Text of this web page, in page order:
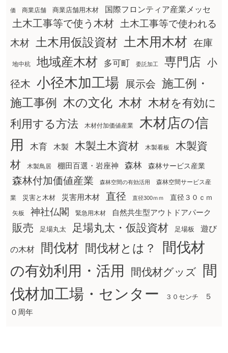
価 商業店舗 商業店舗用木材 国際フロンティア産業メッセ
土木工事等で使う木材
土木工事等で使われる
木材
土木用仮設資材 土木用木材 在庫
地中杭 地域産木材 多可町 委託加工 専門店 小
径木 小径木加工場 展示会 施工例・
施工事例
木の文化 木材 木材を有効に
利用する方法
木材付加価値産業
木材店の信
用
木育 木製 木製土木資材 木製看板
木製資
材
木製鳥居 棚田百選・岩座神 森林 森林サービス産業
森林付加価値産業 森林空間の有効活用 森林空間サービス産
業 災害と木材 災害用木材 直径 直径300ｍｍ 直径３０ｃｍ
矢板 神社仏閣 緊急用木材 自然共生型アウトドアパーク
販売 足場丸太 足場丸太・仮設資材 足場板 遊び
の木材 間伐材 間伐材とは？
間伐材
の有効利用・活用
間伐材グッズ
間
伐材加工場・センター
３０センチ
５
０周年